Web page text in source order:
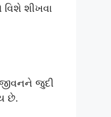
શીખવા
જુદી
છે.